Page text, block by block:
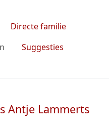
Directe familie
Suggesties
Antje Lammerts